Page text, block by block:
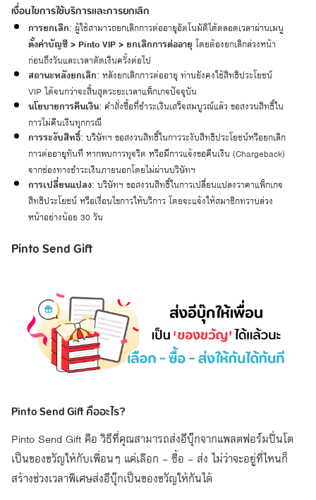
เงื่อนไขการใช้บริการและการยกเลิก
การยกเลิก:
ตั้งค่าบัญชี > Pinto VIP > ยกเลิกการต่ออายุ โดยต้องยกเลิกล่วงหน้า
ก่อนถึงวันและเวลาตัดเงินครั้งต่อไป
สถานะหลังยกเลิก: หลังยกเลิกการต่ออายุ ท่านยังคงใช้สิทธิประโยชน์
VIP ได้จนกว่าจะสิ้นสุดระยะเวลาแพ็กเกจปัจจุบัน
นโยบายการคืนเงิน: คำสั่งซื้อที่ชำระเงินเสร็จสมบูรณ์แล้ว ขอสงวนสิทธิ์ใน
การไม่คืนเงินทุกกรณี
การระงับสิทธิ์: บริษัทฯ ขอสงวนสิทธิ์ในการระงับสิทธิประโยชน์หรือยกเลิก
การต่ออายุทันที หากพบการทุจริต หรือมีการแจ้งขอคืนเงิน (Chargeback)
จากช่องทางชำระเงินภายนอกโดยไม่ผ่านบริษัทฯ
การเปลี่ยนแปลง: บริษัทฯ ขอสงวนสิทธิ์ในการเปลี่ยนแปลงราคาแพ็กเกจ
สิทธิประโยชน์ หรือเงื่อนไขการให้บริการ โดยจะแจ้งให้สมาชิกทราบล่วง
หน้าอย่างน้อย 30 วัน
Pinto Send Gift
Pinto Send Gift คืออะไร?
Pinto Send Gift คือ วิธีที่คุณสามารถส่งอีบุ๊กจากแพลตฟอร์มปิ่นโต
เป็นของขวัญให้กับเพื่อนๆ แค่เลือก - ซื้อ - ส่ง ไม่ว่าจะอยู่ที่ไหนก็
สร้างช่วงเวลาพิเศษส่งอีบุ๊กเป็นของขวัญให้กันได้